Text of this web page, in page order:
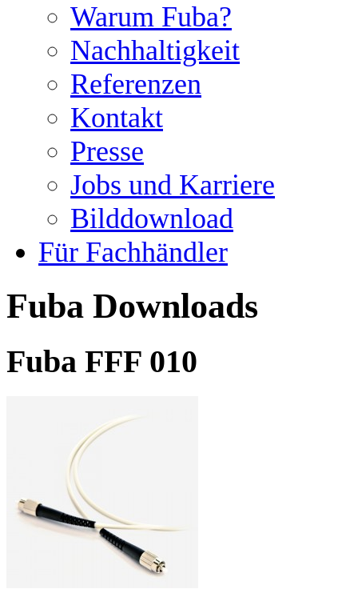
Warum Fuba?
Nachhaltigkeit
Referenzen
Kontakt
Presse
Jobs und Karriere
Bilddownload
Für Fachhändler
Fuba Downloads
Fuba FFF 010